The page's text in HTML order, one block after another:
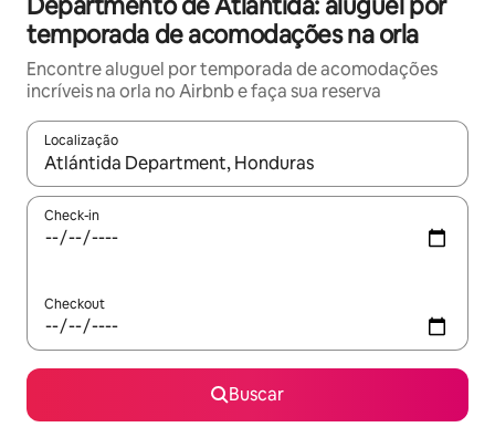
temporada de acomodações na orla
Encontre aluguel por temporada de acomodações
incríveis na orla no Airbnb e faça sua reserva
Localização
Quando os resultados estiverem disponíveis, explore-os
Check-in
Checkout
Buscar